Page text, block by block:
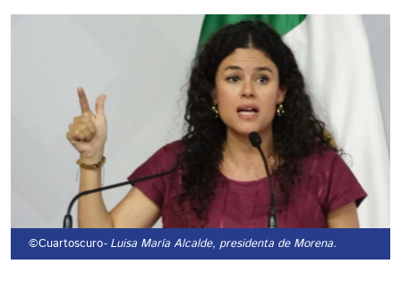
©Cuartoscuro- Luisa María Alcalde, presidenta de Morena.